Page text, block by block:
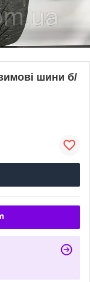
шини б/